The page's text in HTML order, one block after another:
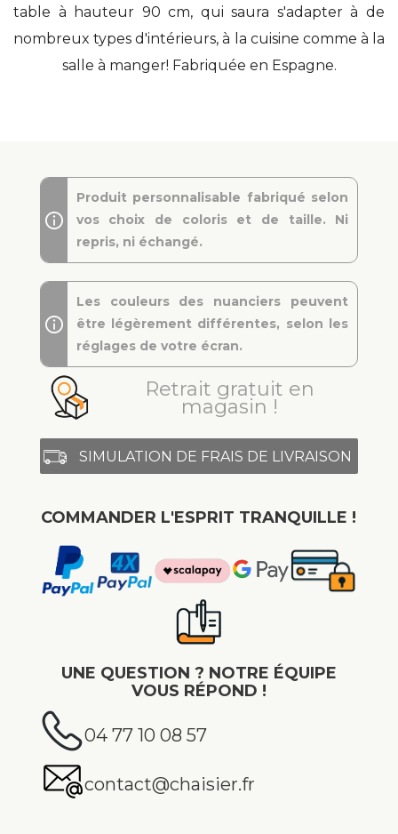
table à hauteur 90 cm, qui saura s'adapter à de
nombreux types d'intérieurs, à la cuisine comme à la
salle à manger! Fabriquée en Espagne.
Produit personnalisable fabriqué selon
vos choix de coloris et de taille. Ni
repris, ni échangé.
Les couleurs des nuanciers peuvent
être légèrement différentes, selon les
réglages de votre écran.
Retrait gratuit en
magasin !
SIMULATION DE FRAIS DE LIVRAISON
COMMANDER L'ESPRIT TRANQUILLE !
UNE QUESTION ? NOTRE ÉQUIPE
VOUS RÉPOND !
04 77 10 08 57
contact@chaisier.fr